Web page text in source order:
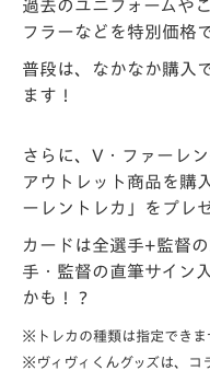
過去のユニフォームや
フラーなどを特別価格
普段は、なかなか購入
ます！
さらに、V・ファーレ
アウトレット商品を購
ーレントレカ」をプレ
カードは全選手+監督
手・監督の直筆サイン
かも！？
※トレカの種類は指定できま
※ヴィヴィくんグッズは、コ